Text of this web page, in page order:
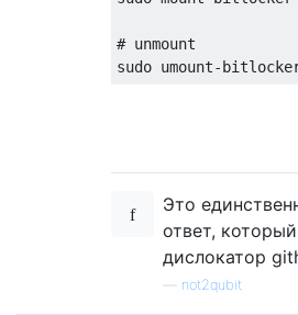
# unmount
Это
ответ,
дислокатор
not2qubit